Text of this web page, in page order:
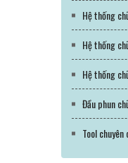
Hệ thống
Hệ thống
Hệ thống
Đầu phun
Tool